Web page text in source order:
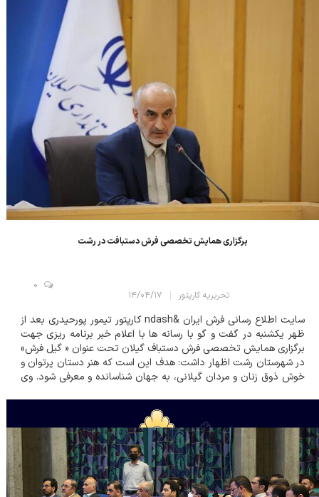
برگزاری همایش تخصصی فرش دستبافت در رشت
تحریریه کارپتور ۱۴/۰۴/۱۷
0
سایت اطلاع رسانی فرش ایران &ndash کارپتور تیمور پورحیدری بعد از
ظهر یکشنبه در گفت و گو با رسانه ها با اعلام خبر برنامه ریزی جهت
برگزاری همایش تخصصی فرش دستباف گیلان تحت عنوان « گیل فرش»
در شهرستان رشت اظهار داشت: هدف این است که هنر دستان پرتوان و
خوش ذوق زنان و مردان گیلانی، به جهان شناسانده و معرفی شود. وی